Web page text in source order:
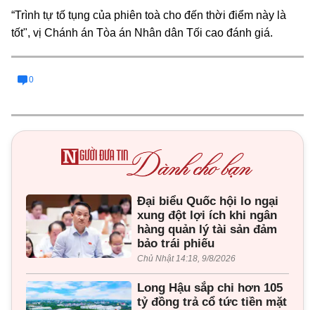
“Trình tự tố tụng của phiên toà cho đến thời điểm này là
tốt", vị Chánh án Tòa án Nhân dân Tối cao đánh giá.
0
Đại biểu Quốc hội lo ngại
xung đột lợi ích khi ngân
hàng quản lý tài sản đảm
bảo trái phiếu
Chủ Nhật 14:18, 9/8/2026
Long Hậu sắp chi hơn 105
tỷ đồng trả cổ tức tiền mặt